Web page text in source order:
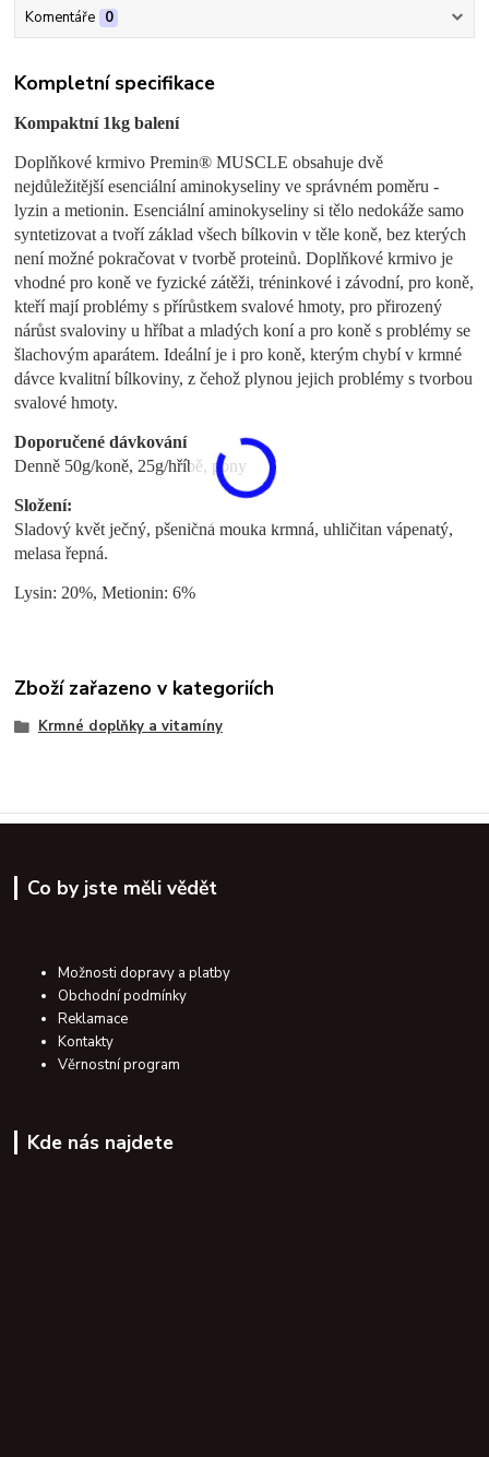
Komentáře 0
Kompletní specifikace
Kompaktní 1kg balení
Doplňkové krmivo Premin® MUSCLE obsahuje dvě
nejdůležitější esenciální aminokyseliny ve správném poměru -
lyzin a metionin. Esenciální aminokyseliny si tělo nedokáže samo
syntetizovat a tvoří základ všech bílkovin v těle koně, bez kterých
není možné pokračovat v tvorbě proteinů. Doplňkové krmivo je
vhodné pro koně ve fyzické zátěži, tréninkové i závodní, pro koně,
kteří mají problémy s přírůstkem svalové hmoty, pro přirozený
nárůst svaloviny u hříbat a mladých koní a pro koně s problémy se
šlachovým aparátem. Ideální je i pro koně, kterým chybí v krmné
dávce kvalitní bílkoviny, z čehož plynou jejich problémy s tvorbou
svalové hmoty.
Doporučené dávkování
Denně 50g/koně, 25g/hříbě, pony
Složení:
Sladový květ ječný, pšeničná mouka krmná, uhličitan vápenatý,
melasa řepná.
Lysin: 20%, Metionin: 6%
Zboží zařazeno v kategoriích
Krmné doplňky a vitamíny
Co by jste měli vědět
Možnosti dopravy a platby
Obchodní podmínky
Reklamace
Kontakty
Věrnostní program
Kde nás najdete